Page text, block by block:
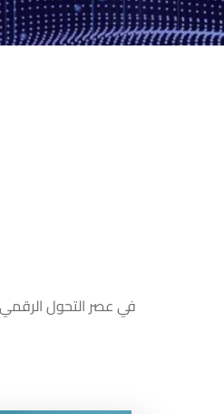
في عصر التحول الرقمي